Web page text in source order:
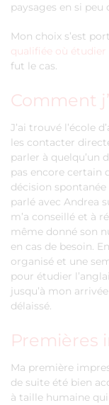
paysages en si peu
Mon choix s’est
qualifiée où étudier
fut le cas.
Comment
J’ai trouvé l’école
les contacter
parler à quelqu’un
pas encore certain
décision spontanée
parlé avec Andrea
m’a conseillé et à
même donné son
en cas de besoin.
organisé et une
pour étudier
jusqu’à mon
délaissé.
Premières
Ma première
de suite été bien
à taille humaine